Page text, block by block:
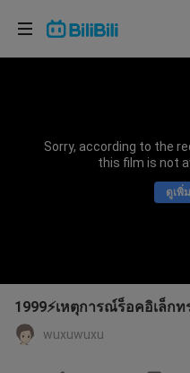
Sorry, according to the
this film is not
ดูเพิ่
1999⚡เหตุการณ์ร็อคอิเล็กท
wuxuwuxu
เลือกภาษา